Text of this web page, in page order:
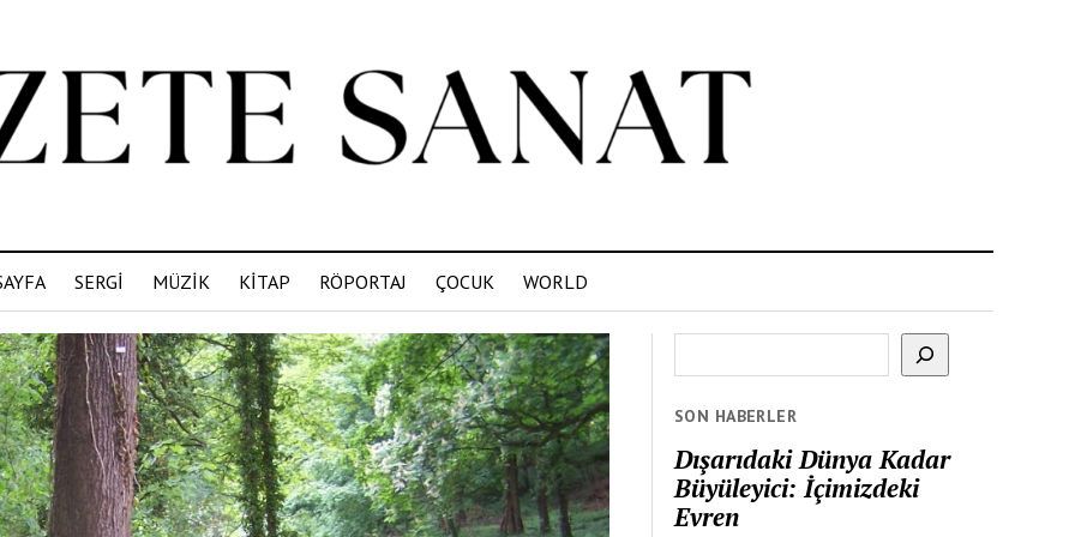
SERGİ MÜZİK KİTAP RÖPORTAJ ÇOCUK WORLD
SON HABERLER
Dışarıdaki Dünya Kadar
Büyüleyici: İçimizdeki
Evren